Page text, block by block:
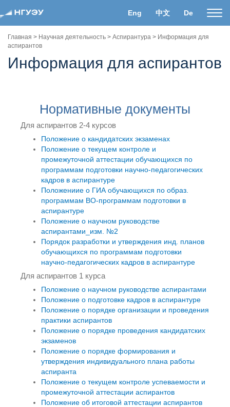
Eng 中文 De
Главная > Научная деятельность > Аспирантура > Информация для
аспирантов
Информация для аспирантов
Нормативные документы
Для аспирантов 2-4 курсов
Положение о кандидатских экзаменах
Положение о текущем контроле и
промежуточной аттестации обучающихся по
программам подготовки научно-педагогических
кадров в аспирантуре
Положениие о ГИА обучающихся по образ.
программам ВО-программам подготовки в
аспирантуре
Положение о научном руководстве
аспирантами_изм. №2
Порядок разработки и утверждения инд. планов
обучающихся по программам подготовки
научно-педагогических кадров в аспирантуре
Для аспирантов 1 курса
Положение о научном руководстве аспирантами
Положение о подготовке кадров в аспирантуре
Положение о порядке организации и проведения
практики аспирантов
Положение о порядке проведения кандидатских
экзаменов
Положение о порядке формирования и
утверждения индивидуального плана работы
аспиранта
Положение о текущем контроле успеваемости и
промежуточной аттестации аспирантов
Положение об итоговой аттестации аспирантов